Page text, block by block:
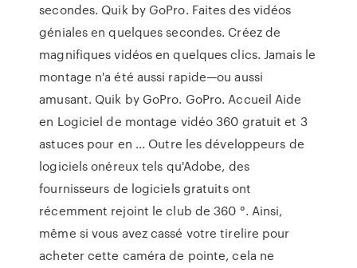
secondes. Quik by GoPro. Faites des vidéos
géniales en quelques secondes. Créez de
magnifiques vidéos en quelques clics. Jamais le
montage n'a été aussi rapide—ou aussi
amusant. Quik by GoPro. GoPro. Accueil Aide
en Logiciel de montage vidéo 360 gratuit et 3
astuces pour en ... Outre les développeurs de
logiciels onéreux tels qu'Adobe, des
fournisseurs de logiciels gratuits ont
récemment rejoint le club de 360 °. Ainsi,
même si vous avez cassé votre tirelire pour
acheter cette caméra de pointe, cela ne